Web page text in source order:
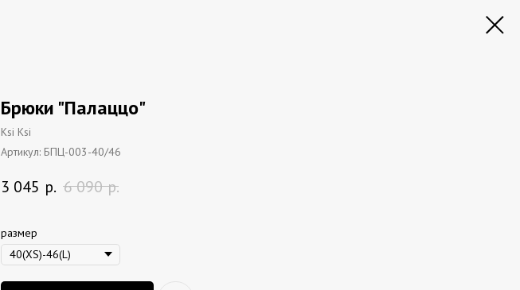
Брюки "Палаццо"
Ksi Ksi
Артикул: БПЦ-003-40/46
3 045 р. 6 090 р.
размер